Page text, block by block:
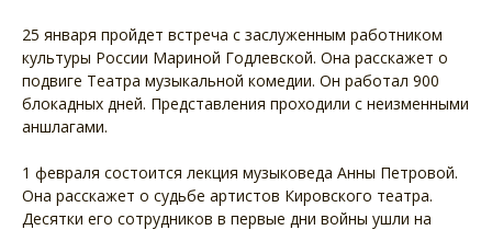
25 января пройдет встреча с заслуженным работником
культуры России Мариной Годлевской. Она расскажет о
подвиге Театра музыкальной комедии. Он работал 900
блокадных дней. Представления проходили с неизменными
аншлагами.
1 февраля состоится лекция музыковеда Анны Петровой.
Она расскажет о судьбе артистов Кировского театра.
Десятки его сотрудников в первые дни войны ушли на